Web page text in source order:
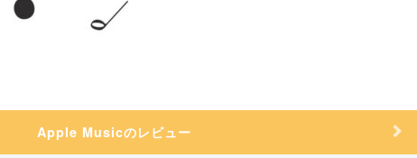
Apple Musicのレビュー